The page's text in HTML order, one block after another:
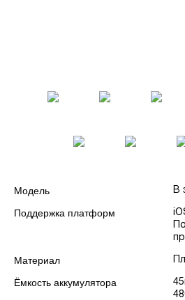
Модель В
Поддержка платформ
Материал
Ёмкость аккумулятора